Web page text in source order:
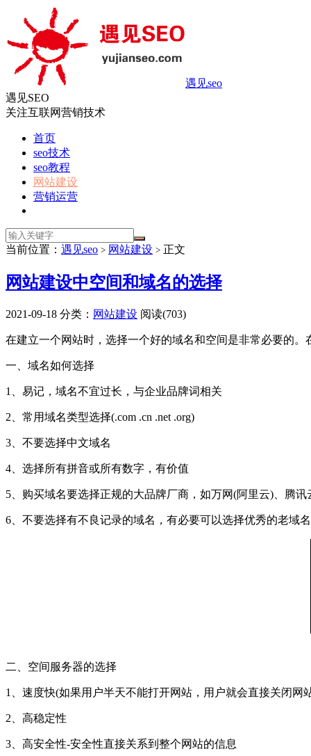
遇见seo
遇见SEO
关注互联网营销技术
首页
seo技术
seo教程
网站建设
营销运营
当前位置： 遇见seo > 网站建设 > 正文
网站建设中空间和域名的选择
2021-09-18 分类： 网站建设 阅读(703)
在建立一个网站时，选择一个好的域名和空间是非常必要的
一、域名如何选择
1、易记，域名不宜过长，与企业品牌词相关
2、常用域名类型选择(.com .cn .net .org)
3、不要选择中文域名
4、选择所有拼音或所有数字，有价值
5、购买域名要选择正规的大品牌厂商，如万网(阿里云)、腾
6、不要选择有不良记录的域名，有必要可以选择优秀的老域
二、空间服务器的选择
1、速度快(如果用户半天不能打开网站，用户就会直接关闭
2、高稳定性
3、高安全性-安全性直接关系到整个网站的信息